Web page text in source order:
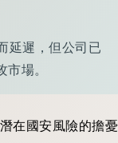
延遲，但公司已
場。
在國安風險的擔憂